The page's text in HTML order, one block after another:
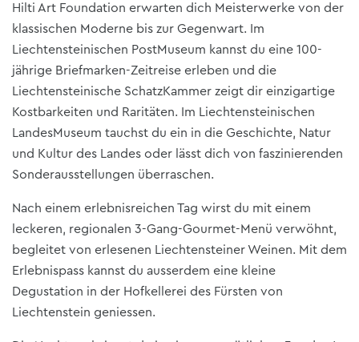
Hilti Art Foundation erwarten dich Meisterwerke von der
klassischen Moderne bis zur Gegenwart. Im
Liechtensteinischen PostMuseum kannst du eine 100-
jährige Briefmarken-Zeitreise erleben und die
Liechtensteinische SchatzKammer zeigt dir einzigartige
Kostbarkeiten und Raritäten. Im Liechtensteinischen
LandesMuseum tauchst du ein in die Geschichte, Natur
und Kultur des Landes oder lässt dich von faszinierenden
Sonderausstellungen überraschen.
Nach einem erlebnisreichen Tag wirst du mit einem
leckeren, regionalen 3-Gang-Gourmet-Menü verwöhnt,
begleitet von erlesenen Liechtensteiner Weinen. Mit dem
Erlebnispass kannst du ausserdem eine kleine
Degustation in der Hofkellerei des Fürsten von
Liechtenstein geniessen.